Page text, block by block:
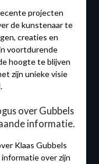
projecten
de kunstenaar te
creaties en
voortdurende
hoogte te blijven
zijn unieke visie
over Gubbels
informatie.
Klaas Gubbels
over zijn